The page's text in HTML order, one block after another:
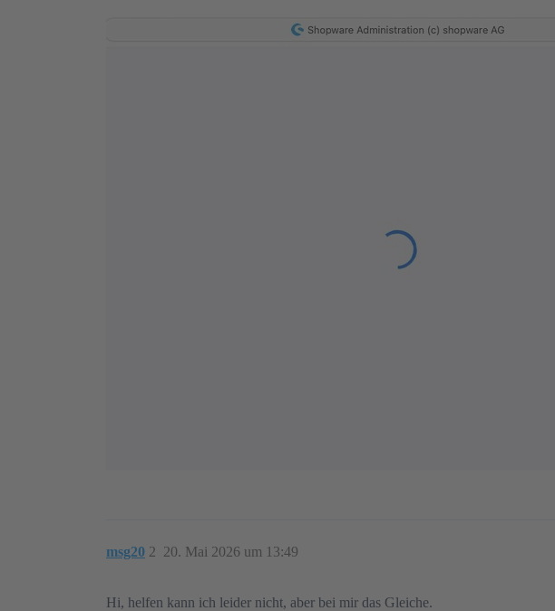
msg20 20. Mai 2026 um 13:49
2
Hi, helfen kann ich leider nicht, aber bei mir das Gleiche.